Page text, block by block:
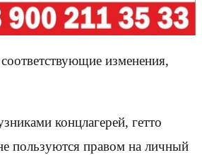
изменения,
концлагерей, гетто
пользуются правом на личный